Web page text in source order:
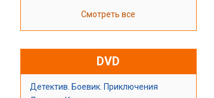
Смотреть все
DVD
Детектив. Боевик. Приключения